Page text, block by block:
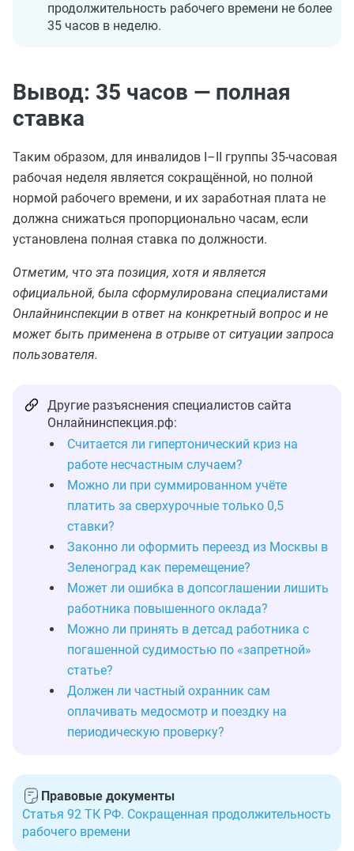
продолжительность рабочего времени не более
35 часов в неделю.
Вывод: 35 часов — полная
ставка
Таким образом, для инвалидов I–II группы 35‑часовая
рабочая неделя является сокращённой, но полной
нормой рабочего времени, и их заработная плата не
должна снижаться пропорционально часам, если
установлена полная ставка по должности.
Отметим, что эта позиция, хотя и является
официальной, была сформулирована специалистами
Онлайнинспекции в ответ на конкретный вопрос и не
может быть применена в отрыве от ситуации запроса
пользователя.
Другие разъяснения специалистов сайта
Онлайнинспекция.рф:
Считается ли гипертонический криз на
работе несчастным случаем?
Можно ли при суммированном учёте
платить за сверхурочные только 0,5
ставки?
Законно ли оформить переезд из Москвы в
Зеленоград как перемещение?
Может ли ошибка в допсоглашении лишить
работника повышенного оклада?
Можно ли принять в детсад работника с
погашенной судимостью по «запретной»
статье?
Должен ли частный охранник сам
оплачивать медосмотр и поездку на
периодическую проверку?
Правовые документы
Статья 92 ТК РФ. Сокращенная продолжительность
рабочего времени